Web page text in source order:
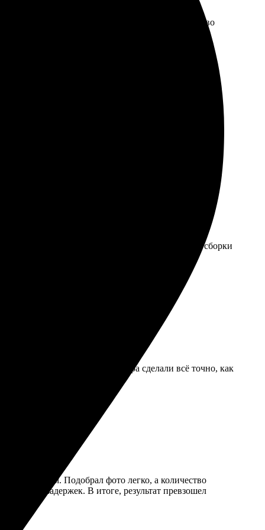
выбрала оформление и размер. Качество
кто хочет сделать что-то необычное!
Заказ доставили быстро, упаковка отличная.
откликнулись на мои пожелания. Качество сборки
команды. Теперь точно буду
и доступные цены. Мастера сделали всё точно, как
и понятным. Подобрал фото легко, а количество
без задержек. В итоге, результат превзошел